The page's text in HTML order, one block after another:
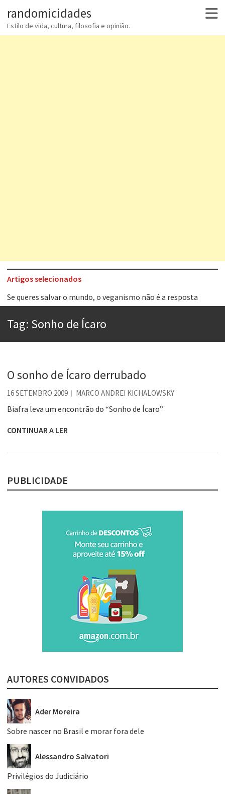
randomicidades
Estilo de vida, cultura, filosofia e opinião.
Artigos selecionados
Se queres salvar o mundo, o veganismo não é a resposta
Tem que filmar isso daí
A construção da urbanidade
Aprender a fracassar é o segredo do sucesso
Esse tal de Rock Gaúcho
Os causos de Jorge Luis Borges
Voto obrigatório é correto?
Tag: Sonho de Ícaro
O sonho de Ícaro derrubado
16 SETEMBRO 2009 MARCO ANDREI KICHALOWSKY
Biafra leva um encontrão do “Sonho de Ícaro”
CONTINUAR A LER
PUBLICIDADE
AUTORES CONVIDADOS
Ader Moreira
Sobre nascer no Brasil e morar fora dele
Alessandro Salvatori
Privilégios do Judiciário